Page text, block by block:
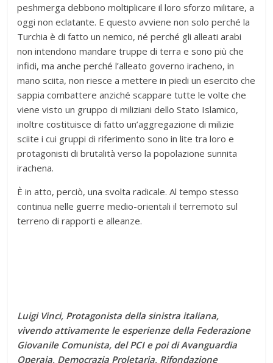
peshmerga debbono moltiplicare il loro sforzo militare, a
oggi non eclatante. E questo avviene non solo perché la
Turchia è di fatto un nemico, né perché gli alleati arabi
non intendono mandare truppe di terra e sono più che
infidi, ma anche perché l’alleato governo iracheno, in
mano sciita, non riesce a mettere in piedi un esercito che
sappia combattere anziché scappare tutte le volte che
viene visto un gruppo di miliziani dello Stato Islamico,
inoltre costituisce di fatto un’aggregazione di milizie
sciite i cui gruppi di riferimento sono in lite tra loro e
protagonisti di brutalità verso la popolazione sunnita
irachena.
È in atto, perciò, una svolta radicale. Al tempo stesso
continua nelle guerre medio-orientali il terremoto sul
terreno di rapporti e alleanze.
Luigi Vinci, Protagonista della sinistra italiana,
vivendo attivamente le esperienze della Federazione
Giovanile Comunista, del PCI e poi di Avanguardia
Operaia, Democrazia Proletaria, Rifondazione